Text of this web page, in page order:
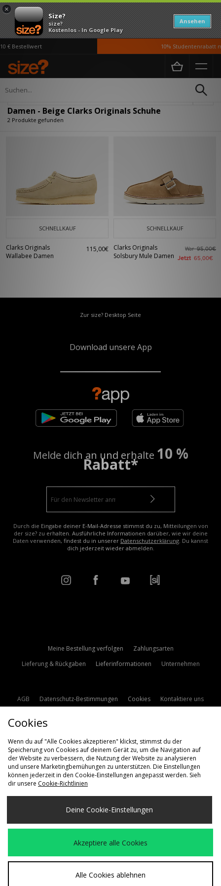
×
Size?
size?
Kostenlos - In Google Play
Ansehen
€ Bestellwert 10% Studentenrabatt
Home Damen
Damen - Beige Clarks Originals Schuhe
2 Produkte gefunden
SCHNELLKAUF
Clarks Originals
Wallabee Damen
115,00€
SCHNELLKAUF
Clarks Originals
Solsbury Mule Damen
War95,00€
Jetzt 65,00€
Zur size? Desktop Seite
Download unsere App
Melde dich an und erhalte 10 %
Rabatt*
Durch die Eingabe deiner E-Mail-Adresse stimmst du zu, Mitteilungen von
der size? zu erhalten. Ausführliche Informationen darüber, wie wir deine
Daten verwenden, findest du in unserer Datenschutzerklärung. Du kannst
dich jederzeit wieder abmelden.
Meine Bestellung verfolgen
Zahlungsarten
Lieferung & Rückgaben
Lieferinformationen Unternehmen
AGB Datenschutz-Bestimmungen Cookies
Kontaktiere uns
Lieferung Nach
Deutschland
Wir akzeptieren die folgenden Zahlungsmethoden
Besuchen Sie unsere Unternehmens-Website auf
Cookies
Wenn du auf "Alle Cookies akzeptieren" klickst, stimmst du der
Speicherung von Cookies auf deinem Gerät zu, um die Navigation auf
der Website zu verbessern, die Nutzung der Website zu analysieren
und unsere Marketingbemühungen zu unterstützen. Die Einstellungen
können jederzeit in den Cookie-Einstellungen angepasst werden. Sieh
dir unsere Cookie-Richtlinien
Deine Cookie-Einstellungen
Akzeptiere alle Cookies
Alle Cookies ablehnen